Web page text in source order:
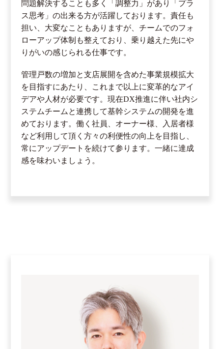
問題解決することも多く「調整力」があり「プラ
ス思考」の出来る方が活躍しております。責任も
担い、大変なこともありますが、チームでのフォ
ローアップ体制も整えており、乗り越えた先にや
りがいの感じられる仕事です。
管理戸数の増加と支店展開を含めた事業規模拡大
を目指すにあたり、これまで以上に変革的なアイ
デアや人材が必要です。現在DX推進に伴い社内シ
ステムチームと連携して基幹システムの開発を進
めております。働く社員、オーナー様、入居者様
など利用して頂く方々の利便性の向上を目指し、
常にアップデートを続けて参ります。一緒に達成
感を味わいましょう。